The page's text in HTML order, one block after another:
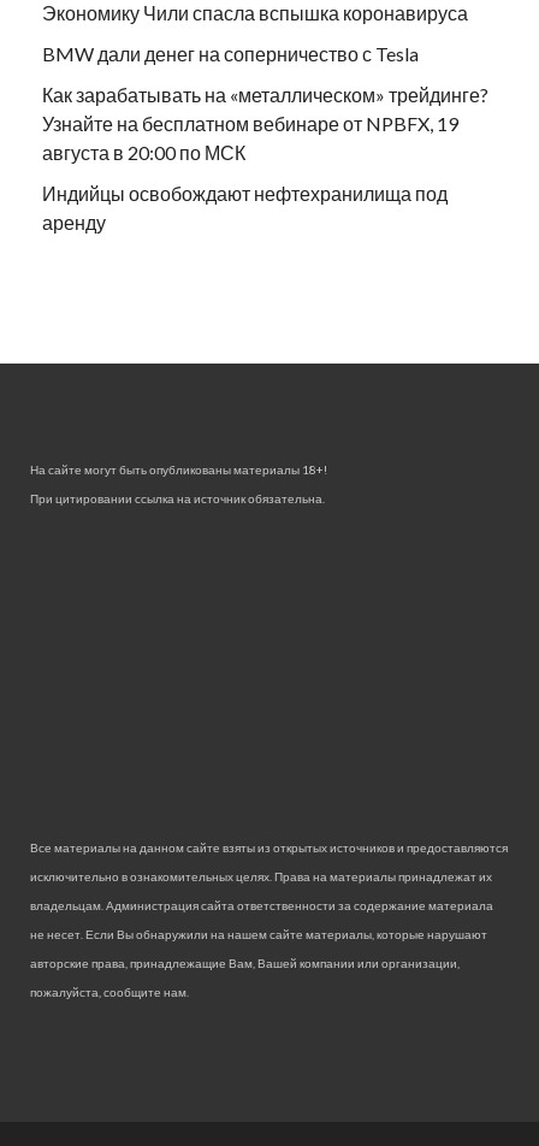
Экономику Чили спасла вспышка коронавируса
BMW дали денег на соперничество с Tesla
Как зарабатывать на «металлическом» трейдинге?
Узнайте на бесплатном вебинаре от NPBFX, 19
августа в 20:00 по МСК
Индийцы освобождают нефтехранилища под
аренду
На сайте могут быть опубликованы материалы 18+!
При цитировании ссылка на источник обязательна.
Все материалы на данном сайте взяты из открытых источников и предоставляются
исключительно в ознакомительных целях. Права на материалы принадлежат их
владельцам. Администрация сайта ответственности за содержание материала
не несет. Если Вы обнаружили на нашем сайте материалы, которые нарушают
авторские права, принадлежащие Вам, Вашей компании или организации,
пожалуйста, сообщите нам.